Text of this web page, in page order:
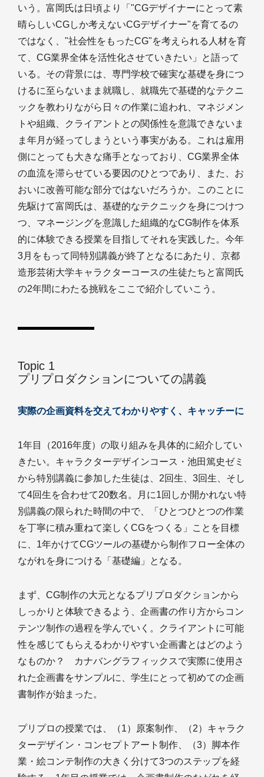
いう。富岡氏は日頃より「"CGデザイナーにとって素
晴らしいCGしか考えないCGデザイナー"を育てるの
ではなく、"社会性をもったCG"を考えられる人材を育
て、CG業界全体を活性化させていきたい」と語って
いる。その背景には、専門学校で確実な基礎を身につ
けるに至らないまま就職し、就職先で基礎的なテクニ
ックを教わりながら日々の作業に追われ、マネジメン
トや組織、クライアントとの関係性を意識できないま
ま年月が経ってしまうという事実がある。これは雇用
側にとっても大きな痛手となっており、CG業界全体
の血流を滞らせている要因のひとつであり、また、お
おいに改善可能な部分ではないだろうか。このことに
先駆けて富岡氏は、基礎的なテクニックを身につけつ
つ、マネージングを意識した組織的なCG制作を体系
的に体験できる授業を目指してそれを実践した。今年
3月をもって同特別講義が終了となるにあたり、京都
造形芸術大学キャラクターコースの生徒たちと富岡氏
の2年間にわたる挑戦をここで紹介していこう。
Topic 1
プリプロダクションについての講義
実際の企画資料を交えてわかりやすく、キャッチーに
1年目（2016年度）の取り組みを具体的に紹介してい
きたい。キャラクターデザインコース・池田篤史ゼミ
から特別講義に参加した生徒は、2回生、3回生、そし
て4回生を合わせて20数名。月に1回しか開かれない特
別講義の限られた時間の中で、「ひとつひとつの作業
を丁寧に積み重ねて楽しくCGをつくる」ことを目標
に、1年かけてCGツールの基礎から制作フロー全体の
ながれを身につける「基礎編」となる。
まず、CG制作の大元となるプリプロダクションから
しっかりと体験できるよう、企画書の作り方からコン
テンツ制作の過程を学んでいく。クライアントに可能
性を感じてもらえるわかりやすい企画書とはどのよう
なものか？ カナバングラフィックスで実際に使用さ
れた企画書をサンプルに、学生にとって初めての企画
書制作が始まった。
プリプロの授業では、（1）原案制作、（2）キャラク
ターデザイン・コンセプトアート制作、（3）脚本作
業・絵コンテ制作の大きく分けて3つのステップを経